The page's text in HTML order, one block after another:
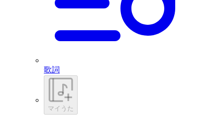
歌詞
マイうた